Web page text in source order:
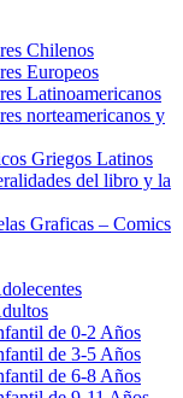
Chilenos
Europeos
Latinoamericanos
norteamericanos y
Griegos Latinos
del libro y la
Graficas – Comics
de 0-2 Años
de 3-5 Años
de 6-8 Años